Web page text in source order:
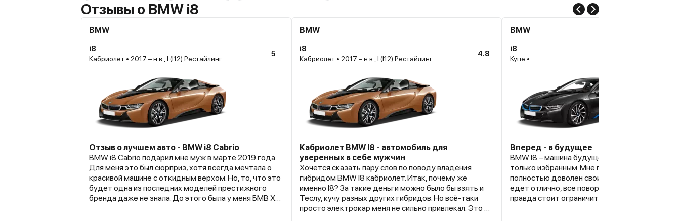
Отзывы о BMW i8
BMW
i8
Кабриолет • 2017 – н.в., I (I12) Рестайлинг
5
Отзыв о лучшем авто - BMW i8 Cabrio
BMW i8 Cabrio подарил мне муж в марте 2019 года.
Для меня это был сюрприз, хотя всегда мечтала о
красивой машине с откидным верхом. Но, то, что это
будет одна из последних моделей престижного
бренда даже не знала. До этого была у меня БМВ Х6,
BMW
i8
Кабриолет • 2017 – н.в., I (I12) Рестайлинг
4.8
Кабриолет BMW I8 - автомобиль для
уверенных в себе мужчин
Хочется сказать пару слов по поводу владения
гибридом BMW I8 кабриолет. Итак, почему же
именно I8? За такие деньги можно было бы взять и
Теслу, кучу разных других гибридов. Но всё-таки
просто электрокар меня не сильно привлекал. Это и
BMW
i8
Купе •
Вперед - в будущее
BMW I8 – машина будущего, которая по
только избранным. Мне по карману, к счастью.
полностью доволен своим приобретением.
едет отлично, все повороты и обгоны по
правда стоит ограничитель разгона до 250